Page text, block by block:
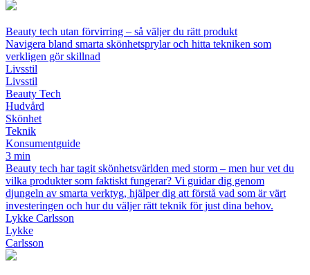
Beauty tech utan förvirring – så väljer du rätt produkt
Navigera bland smarta skönhetsprylar och hitta tekniken som
verkligen gör skillnad
Livsstil
Livsstil
Beauty Tech
Hudvård
Skönhet
Teknik
Konsumentguide
3 min
Beauty tech har tagit skönhetsvärlden med storm – men hur vet du
vilka produkter som faktiskt fungerar? Vi guidar dig genom
djungeln av smarta verktyg, hjälper dig att förstå vad som är värt
investeringen och hur du väljer rätt teknik för just dina behov.
Lykke Carlsson
Lykke
Carlsson